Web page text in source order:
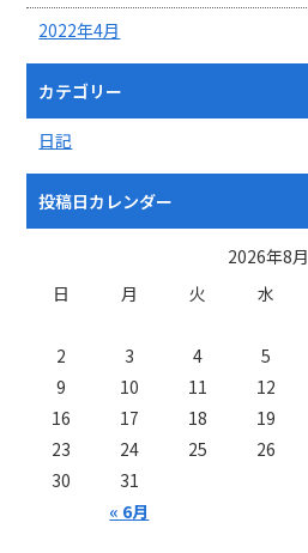
2022年4月
カテゴリー
日記
投稿日カレンダー
2026年8月
日
月 火 水
« 6月
2
3 4 5
9
10 11 12
16
17 18 19
23
24 25 26
30
31